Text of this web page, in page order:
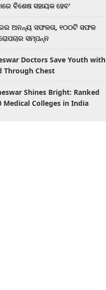
ବିଶେଷ ସହାୟକ ହେବ'
ଅନନ୍ୟ ସଫଳତା, ୧୦୦ଟି ସଫଳ
ସମ୍ପନ୍ନ
Doctors Save Youth with
Through Chest
Shines Bright: Ranked
Medical Colleges in India